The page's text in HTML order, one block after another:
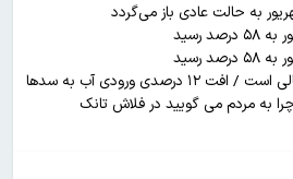
به حالت عادی باز می‌گردد
رسید
رسید
چرا به مردم می گویید در فلاش تانک